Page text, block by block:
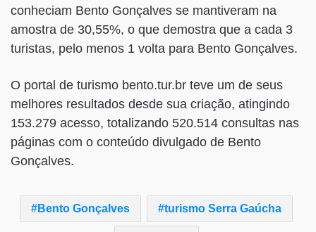
conheciam Bento Gonçalves se mantiveram na
amostra de 30,55%, o que demostra que a cada 3
turistas, pelo menos 1 volta para Bento Gonçalves.
O portal de turismo bento.tur.br teve um de seus
melhores resultados desde sua criação, atingindo
153.279 acesso, totalizando 520.514 consultas nas
páginas com o conteúdo divulgado de Bento
Gonçalves.
Bento Gonçalves turismo Serra Gaúcha